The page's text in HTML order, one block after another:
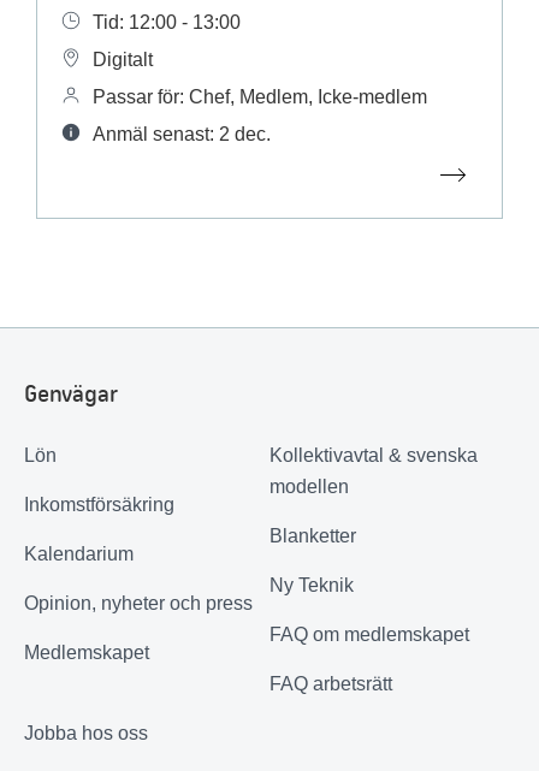
Tid: 12:00 - 13:00
Digitalt
Passar för: Chef, Medlem, Icke-medlem
Anmäl senast: 2 dec.
Genvägar
Lön
Inkomstförsäkring
Kalendarium
Opinion, nyheter och press
Medlemskapet
Kollektivavtal & svenska
modellen
Blanketter
Ny Teknik
FAQ om medlemskapet
FAQ arbetsrätt
Jobba hos oss